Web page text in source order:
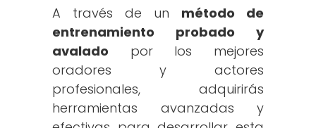
A través de un método de
entrenamiento probado y
avalado por los mejores
oradores y actores
profesionales, adquirirás
herramientas avanzadas y